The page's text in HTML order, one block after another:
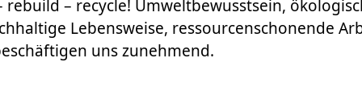
rebuild – recycle! Umweltbewusstsein,
Lebensweise, ressourcenschonende
uns zunehmend.